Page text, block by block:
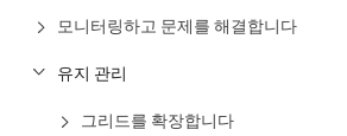
모니터링하고 문제를 해결합니다
유지 관리
그리드를 확장합니다